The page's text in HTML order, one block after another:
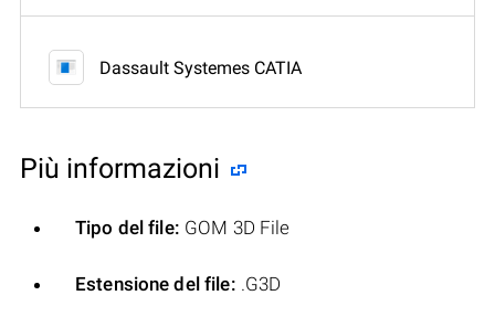
Dassault Systemes CATIA
Più informazioni
Tipo del file: GOM 3D File
Estensione del file: .G3D